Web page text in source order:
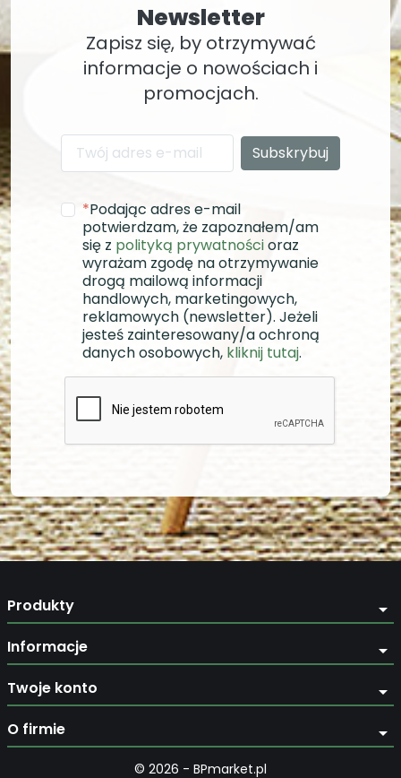
Newsletter
Zapisz się, by otrzymywać
informacje o nowościach i
promocjach.
*Podając adres e-mail
potwierdzam, że zapoznałem/am
się z polityką prywatnościoraz
wyrażam zgodę na otrzymywanie
drogą mailową informacji
handlowych, marketingowych,
reklamowych (newsletter). Jeżeli
jesteś zainteresowany/a ochroną
danych osobowych, kliknij tutaj.
Produkty arrow_drop_down
Informacje arrow_drop_down
Twoje konto arrow_drop_down
O firmie arrow_drop_down
© 2026 - BPmarket.pl